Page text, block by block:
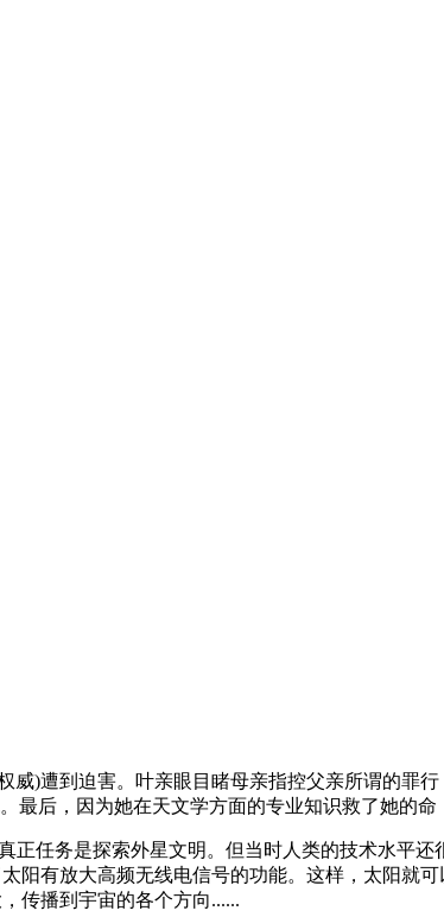
威)遭到迫害。叶亲眼目睹母亲指控父亲所谓的
最后，因为她在天文学方面的专业知识救了她的
正任务是探索外星文明。但当时人类的技术水平
阳有放大高频无线电信号的功能。这样，太阳就
传播到宇宙的各个方向......